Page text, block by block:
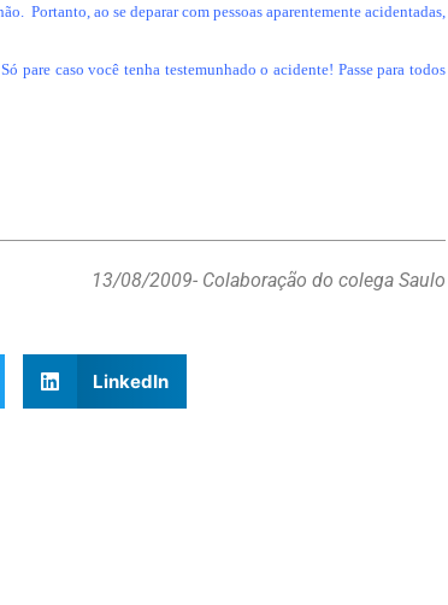
Portanto, ao se deparar com pessoas aparentemente acidentadas,
pare caso você tenha testemunhado o acidente! Passe para todos
13/08/2009- Colaboração do colega Saulo
LinkedIn